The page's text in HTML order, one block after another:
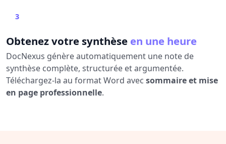
3
Obtenez votre synthèse en une heure
DocNexus génère automatiquement une note de
synthèse complète, structurée et argumentée.
Téléchargez-la au format Word avec sommaire et mise
en page professionnelle.